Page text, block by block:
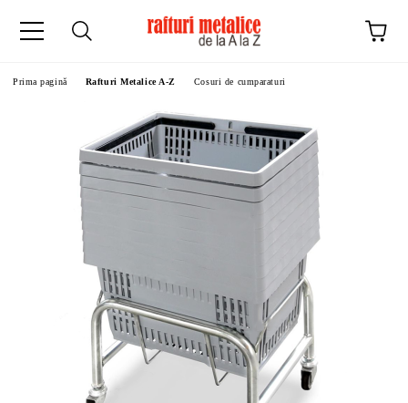
Prima pagină Rafturi Metalice A-Z Cosuri de cumparaturi